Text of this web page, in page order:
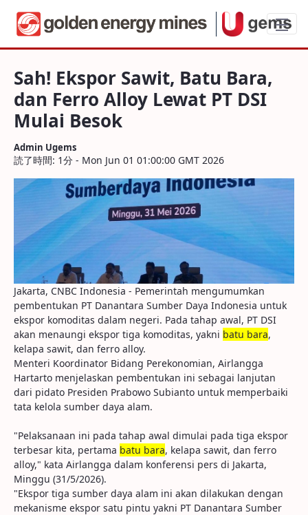
Sah! Ekspor Sawit, Batu Bara, dan Ferro
Sah! Ekspor Sawit, Batu Bara,
dan Ferro Alloy Lewat PT DSI
Mulai Besok
Admin Ugems
読了時間: 1分 - Mon Jun 01 01:00:00 GMT 2026
Jakarta, CNBC Indonesia - Pemerintah mengumumkan
pembentukan PT Danantara Sumber Daya Indonesia untuk
ekspor komoditas dalam negeri. Pada tahap awal, PT DSI
akan menaungi ekspor tiga komoditas, yakni batu bara,
kelapa sawit, dan ferro alloy.
Menteri Koordinator Bidang Perekonomian, Airlangga
Hartarto menjelaskan pembentukan ini sebagai lanjutan
dari pidato Presiden Prabowo Subianto untuk memperbaiki
tata kelola sumber daya alam.
"Pelaksanaan ini pada tahap awal dimulai pada tiga ekspor
terbesar kita, pertama batu bara, kelapa sawit, dan ferro
alloy," kata Airlangga dalam konferensi pers di Jakarta,
Minggu (31/5/2026).
"Ekspor tiga sumber daya alam ini akan dilakukan dengan
mekanisme ekspor satu pintu yakni PT Danantara Sumber